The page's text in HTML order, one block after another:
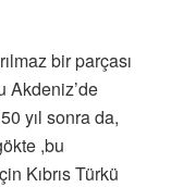
bir parçası
Akdeniz’de
yıl sonra da,
,bu
Kıbrıs Türkü